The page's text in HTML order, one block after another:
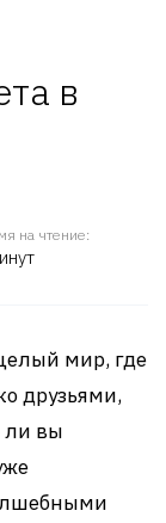
в
на чтение:
мир, где
друзьями,
ли вы